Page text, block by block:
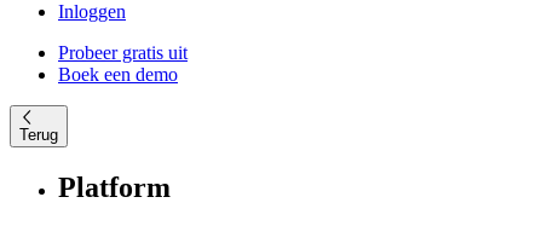
Inloggen
Probeer gratis uit
Boek een demo
Terug
Platform